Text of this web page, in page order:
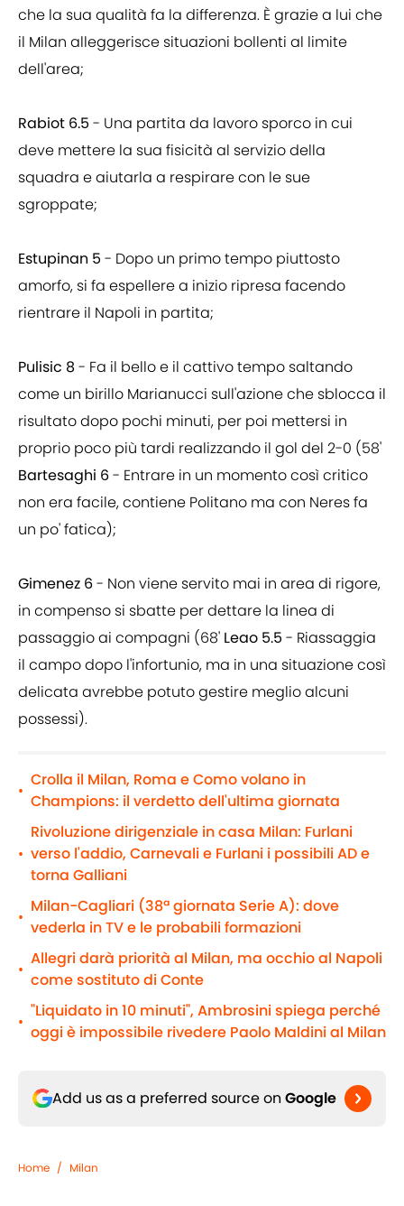
che la sua qualità fa la differenza. È grazie a lui che
il Milan alleggerisce situazioni bollenti al limite
dell'area;
Rabiot 6.5 - Una partita da lavoro sporco in cui
deve mettere la sua fisicità al servizio della
squadra e aiutarla a respirare con le sue
sgroppate;
Estupinan 5 - Dopo un primo tempo piuttosto
amorfo, si fa espellere a inizio ripresa facendo
rientrare il Napoli in partita;
Pulisic 8 - Fa il bello e il cattivo tempo saltando
come un birillo Marianucci sull'azione che sblocca il
risultato dopo pochi minuti, per poi mettersi in
proprio poco più tardi realizzando il gol del 2-0 (58'
Bartesaghi 6- Entrare in un momento così critico
non era facile, contiene Politano ma con Neres fa
un po' fatica);
Gimenez 6- Non viene servito mai in area di rigore,
in compenso si sbatte per dettare la linea di
passaggio ai compagni (68' Leao 5.5 - Riassaggia
il campo dopo l'infortunio, ma in una situazione così
delicata avrebbe potuto gestire meglio alcuni
possessi).
•
Crolla il Milan, Roma e Como volano in
Champions: il verdetto dell'ultima giornata
•
Rivoluzione dirigenziale in casa Milan: Furlani
verso l'addio, Carnevali e Furlani i possibili AD e
torna Galliani
•
Milan-Cagliari (38ª giornata Serie A): dove
vederla in TV e le probabili formazioni
•
Allegri darà priorità al Milan, ma occhio al Napoli
come sostituto di Conte
•
"Liquidato in 10 minuti", Ambrosini spiega perché
oggi è impossibile rivedere Paolo Maldini al Milan
Add us as a preferred source on Google
Home / Milan